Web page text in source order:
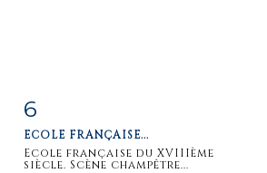
6
ECOLE FRANÇAISE...
Ecole française du XVIIIème
siècle. Scène champêtre...